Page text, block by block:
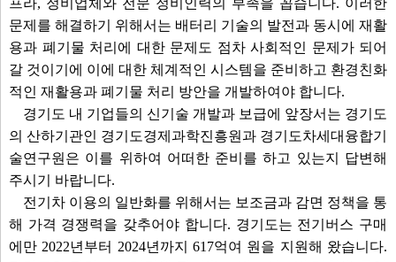
프라, 정비업체와 전문 정비인력의 부족을 꼽습니다. 이러한
문제를 해결하기 위해서는 배터리 기술의 발전과 동시에 재활
용과 폐기물 처리에 대한 문제도 점차 사회적인 문제가 되어
갈 것이기에 이에 대한 체계적인 시스템을 준비하고 환경친화
적인 재활용과 폐기물 처리 방안을 개발하여야 합니다.
경기도 내 기업들의 신기술 개발과 보급에 앞장서는 경기도
의 산하기관인 경기도경제과학진흥원과 경기도차세대융합기
술연구원은 이를 위하여 어떠한 준비를 하고 있는지 답변해
주시기 바랍니다.
전기차 이용의 일반화를 위해서는 보조금과 감면 정책을 통
해 가격 경쟁력을 갖추어야 합니다. 경기도는 전기버스 구매
에만 2022년부터 2024년까지 617억여 원을 지원해 왔습니다.